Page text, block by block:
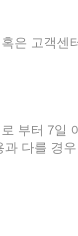
혹은 고객센
부터 7일
다를 경